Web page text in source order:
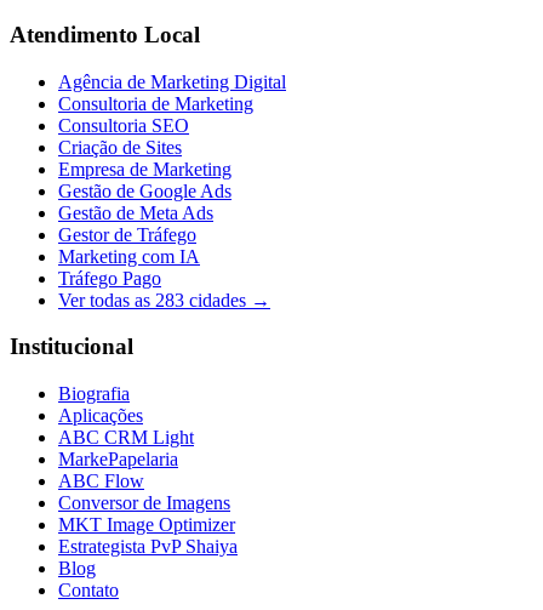
Atendimento Local
Agência de Marketing Digital
Consultoria de Marketing
Consultoria SEO
Criação de Sites
Empresa de Marketing
Gestão de Google Ads
Gestão de Meta Ads
Gestor de Tráfego
Marketing com IA
Tráfego Pago
Ver todas as 283 cidades →
Institucional
Biografia
Aplicações
ABC CRM Light
MarkePapelaria
ABC Flow
Conversor de Imagens
MKT Image Optimizer
Estrategista PvP Shaiya
Blog
Contato